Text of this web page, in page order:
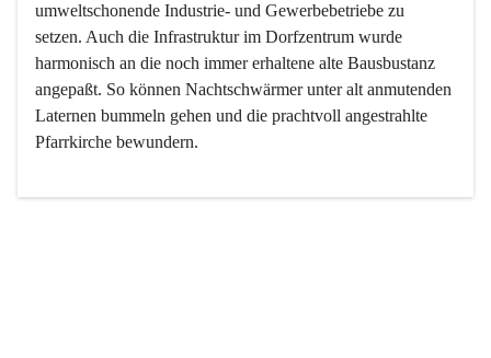
umweltschonende Industrie- und Gewerbebetriebe zu
setzen. Auch die Infrastruktur im Dorfzentrum wurde
harmonisch an die noch immer erhaltene alte Bausbustanz
angepaßt. So können Nachtschwärmer unter alt anmutenden
Laternen bummeln gehen und die prachtvoll angestrahlte
Pfarrkirche bewundern.
Der Weinbau dominert heute nicht mehr, ist aber integrativer